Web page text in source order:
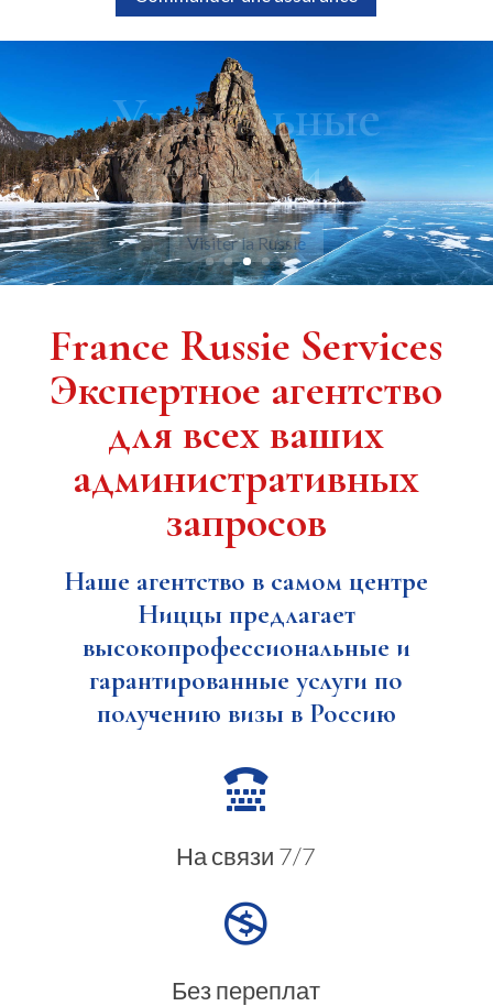
Уникальные
пейзажи…
Visiter la Russie
France Russie Services
Экспертное агентство
для всех ваших
административных
запросов
Наше агентство в самом центре
Ниццы предлагает
высокопрофессиональные и
гарантированные услуги по
получению визы в Россию

На связи 7/7

Без переплат